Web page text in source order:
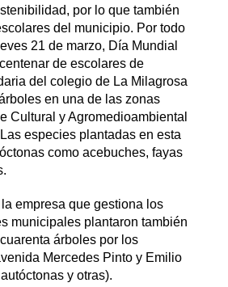
por lo que también
del municipio. Por todo
21 de marzo, Día Mundial
de escolares de
del colegio de La Milagrosa
en una de las zonas
Cultural y Agromedioambiental
especies plantadas en esta
como acebuches, fayas
empresa que gestiona los
municipales plantaron también
árboles por los
Mercedes Pinto y Emilio
y otras).